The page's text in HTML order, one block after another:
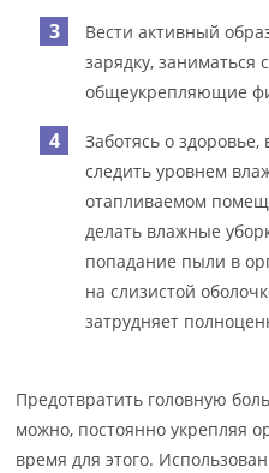
Вести активный
зарядку, заниматься
общеукрепляющие
Заботясь о
следить уровнем
отапливаемом
делать влажные
попадание пыли в
на слизистой
затрудняет
Предотвратить головную
можно, постоянно укрепляя
время для этого.